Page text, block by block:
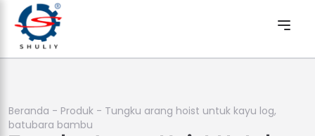
Beranda - Produk - Tungku arang hoist untuk kayu log,
batubara bambu